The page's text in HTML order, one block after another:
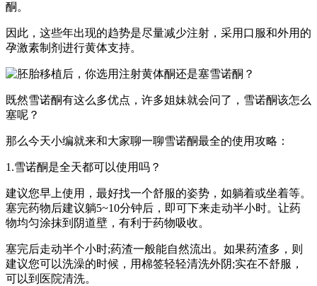
酮。
因此，这些年出现的趋势是尽量减少注射，采用口服和外用的
孕激素制剂进行黄体支持。
既然雪诺酮有这么多优点，许多姐妹就会问了，雪诺酮该怎么
塞呢？
那么今天小编就来和大家聊一聊雪诺酮最全的使用攻略：
1.雪诺酮是全天都可以使用吗？
建议您早上使用，最好找一个舒服的姿势，如躺着或坐着等。
塞完药物后建议躺5~10分钟后，即可下来走动半小时。让药
物均匀涂抹到阴道壁，有利于药物吸收。
塞完后走动半个小时;药渣一般能自然流出。如果药渣多，则
建议您可以洗澡的时候，用棉签轻轻清洗外阴;实在不舒服，
可以到医院清洗。